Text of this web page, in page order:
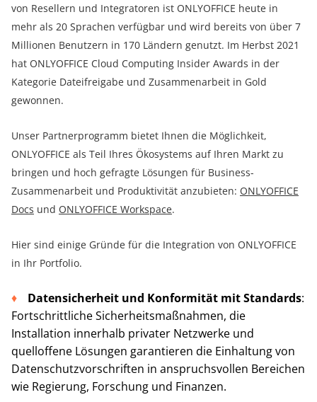
von Resellern und Integratoren ist ONLYOFFICE heute in
mehr als 20 Sprachen verfügbar und wird bereits von über 7
Millionen Benutzern in 170 Ländern genutzt. Im Herbst 2021
hat ONLYOFFICE Cloud Computing Insider Awards in der
Kategorie Dateifreigabe und Zusammenarbeit in Gold
gewonnen.
Unser Partnerprogramm bietet Ihnen die Möglichkeit,
ONLYOFFICE als Teil Ihres Ökosystems auf Ihren Markt zu
bringen und hoch gefragte Lösungen für Business-
Zusammenarbeit und Produktivität anzubieten: ONLYOFFICE
Docs und ONLYOFFICE Workspace.
Hier sind einige Gründe für die Integration von ONLYOFFICE
in Ihr Portfolio.
Datensicherheit und Konformität mit Standards:
Fortschrittliche Sicherheitsmaßnahmen, die
Installation innerhalb privater Netzwerke und
quelloffene Lösungen garantieren die Einhaltung von
Datenschutzvorschriften in anspruchsvollen Bereichen
wie Regierung, Forschung und Finanzen.